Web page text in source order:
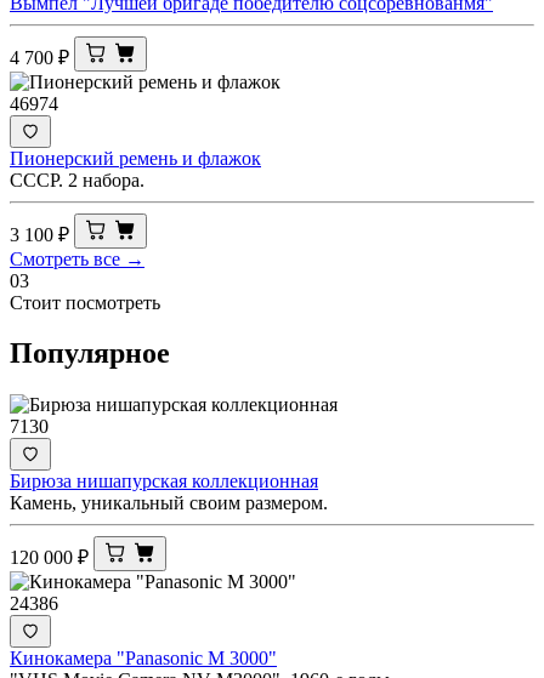
4 700 ₽
46974
Пионерский ремень и флажок
СССР. 2 набора.
3 100 ₽
Смотреть все →
03
Стоит посмотреть
Популярное
7130
Бирюза нишапурская коллекционная
Камень, уникальный своим размером.
120 000 ₽
24386
Кинокамера "Panasonic M 3000"